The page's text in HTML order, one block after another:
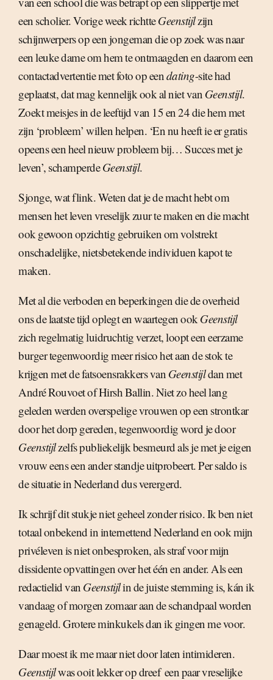
een scholier. Vorige week richtteGeenstijlzijn
schijnwerpers op een jongeman die op zoek was naar
een leuke dame om hem te ontmaagden en daarom een
contactadvertentie met foto op een dating-site had
geplaatst, dat mag kennelijk ook al niet van Geenstijl.
Zoekt meisjes in de leeftijd van 15 en 24 die hem met
zijn ‘probleem’ willen helpen. ‘En nu heeft ie er gratis
opeens een heel nieuw probleem bij… Succes met je
leven’, schamperdeGeenstijl.
Sjonge, wat flink. Weten dat je de macht hebt om
mensen het leven vreselijk zuur te maken en die macht
ook gewoon opzichtig gebruiken om volstrekt
onschadelijke, nietsbetekende individuen kapot te
maken.
Met al die verboden en beperkingen die de overheid
ons de laatste tijd oplegt en waartegen ook Geenstijl
zich regelmatig luidruchtig verzet, loopt een eerzame
burger tegenwoordig meer risico het aan de stok te
krijgen met de fatsoensrakkers van Geenstijldan met
André Rouvoet of Hirsh Ballin. Niet zo heel lang
geleden werden overspelige vrouwen op een strontkar
door het dorp gereden, tegenwoordig word je door
Geenstijlzelfs publiekelijk besmeurd als je met je eigen
vrouw eens een ander standje uitprobeert. Per saldo is
de situatie in Nederland dus verergerd.
Ik schrijf dit stukje niet geheel zonder risico. Ik ben niet
totaal onbekend in internettend Nederland en ook mijn
privéleven is niet onbesproken, als straf voor mijn
dissidente opvattingen over het één en ander. Als een
redactielid van Geenstijlin de juiste stemming is, kán ik
vandaag of morgen zomaar aan de schandpaal worden
genageld. Grotere minkukels dan ik gingen me voor.
Daar moest ik me maar niet door laten intimideren.
Geenstijlwas ooit lekker op dreef  een paar vreselijke